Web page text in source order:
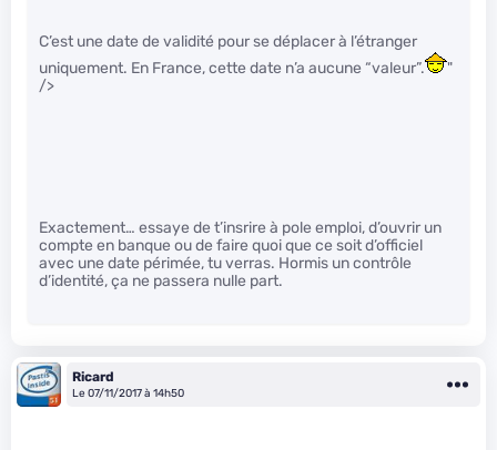
C’est une date de validité pour se déplacer à l’étranger
uniquement. En France, cette date n’a aucune “valeur”.
"
/>
Exactement… essaye de t’insrire à pole emploi, d’ouvrir un
compte en banque ou de faire quoi que ce soit d’officiel
avec une date périmée, tu verras. Hormis un contrôle
d’identité, ça ne passera nulle part.
Ricard
Le 07/11/2017 à 14h50